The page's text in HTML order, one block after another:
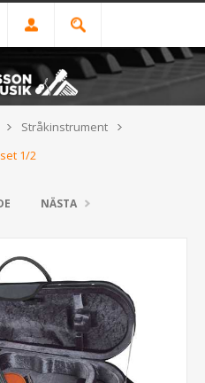
Stråkinstrument
1/2
NÄSTA